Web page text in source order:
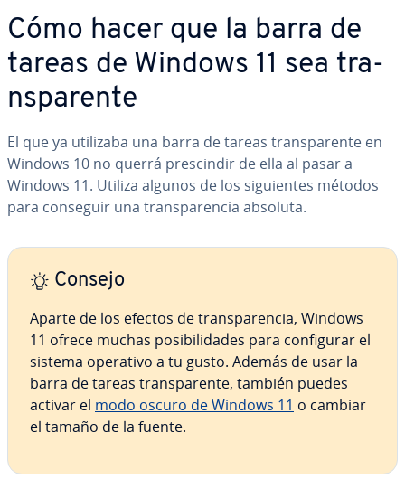
Cómo hacer que la barra de
tareas de Windows 11 sea tra­
n­s­pa­re­n­te
El que ya utilizaba una barra de tareas tra­n­s­pa­re­n­te en
Windows 10 no querrá pre­s­ci­n­dir de ella al pasar a
Windows 11. Utiliza algunos de los si­guie­n­tes métodos
para conseguir una tra­n­s­pa­re­n­cia absoluta.
Consejo
Aparte de los efectos de tra­n­s­pa­re­n­cia, Windows
11 ofrece muchas po­si­bi­li­da­des para co­n­fi­gu­rar el
sistema operativo a tu gusto. Además de usar la
barra de tareas tra­n­s­pa­re­n­te, también puedes
activar el modo oscuro de Windows 11 o cambiar
el tamaño de la fuente.